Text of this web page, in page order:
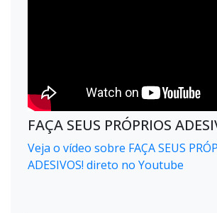
FAÇA SEUS PRÓPRIOS
Veja o vídeo sobre FAÇA SEUS
ADESIVOS! direto no Youtube